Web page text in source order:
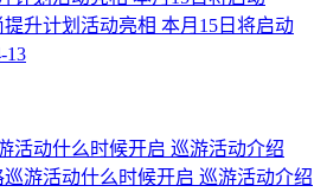
升计划活动亮相 本月15日将启动
13
游活动什么时候开启 巡游活动介绍